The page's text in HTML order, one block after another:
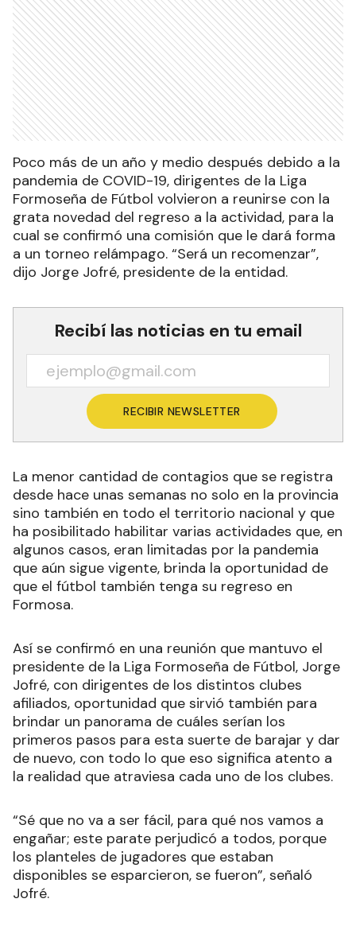
Poco más de un año y medio después debido a la
pandemia de COVID-19, dirigentes de la Liga
Formoseña de Fútbol volvieron a reunirse con la
grata novedad del regreso a la actividad, para la
cual se confirmó una comisión que le dará forma
a un torneo relámpago. “Será un recomenzar”,
dijo Jorge Jofré, presidente de la entidad.
Recibí las noticias en tu email
RECIBIR NEWSLETTER
La menor cantidad de contagios que se registra
desde hace unas semanas no solo en la provincia
sino también en todo el territorio nacional y que
ha posibilitado habilitar varias actividades que, en
algunos casos, eran limitadas por la pandemia
que aún sigue vigente, brinda la oportunidad de
que el fútbol también tenga su regreso en
Formosa.
Así se confirmó en una reunión que mantuvo el
presidente de la Liga Formoseña de Fútbol, Jorge
Jofré, con dirigentes de los distintos clubes
afiliados, oportunidad que sirvió también para
brindar un panorama de cuáles serían los
primeros pasos para esta suerte de barajar y dar
de nuevo, con todo lo que eso significa atento a
la realidad que atraviesa cada uno de los clubes.
“Sé que no va a ser fácil, para qué nos vamos a
engañar; este parate perjudicó a todos, porque
los planteles de jugadores que estaban
disponibles se esparcieron, se fueron”, señaló
Jofré.